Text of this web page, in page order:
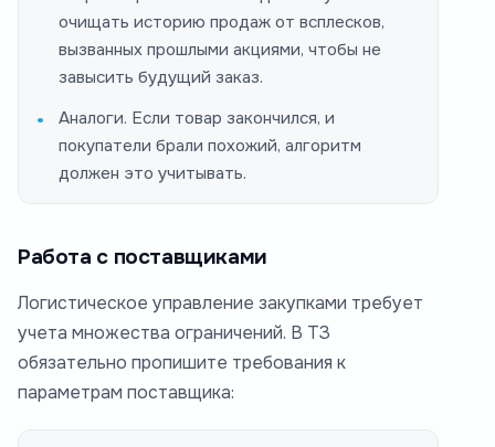
очищать историю продаж от всплесков,
вызванных прошлыми акциями, чтобы не
завысить будущий заказ.
Аналоги. Если товар закончился, и
покупатели брали похожий, алгоритм
должен это учитывать.
Работа с поставщиками
Логистическое управление закупками требует
учета множества ограничений. В ТЗ
обязательно пропишите требования к
параметрам поставщика: